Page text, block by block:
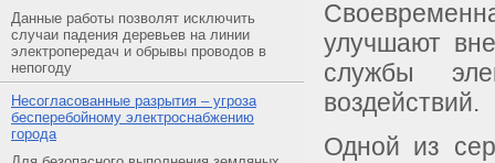
Данные работы позволят исключить
случаи падения деревьев на линии
электропередач и обрывы проводов в
непогоду
Несогласованные разрытия – угроза
бесперебойному электроснабжению
города
улучшают
службы
воздействий.
Одной из